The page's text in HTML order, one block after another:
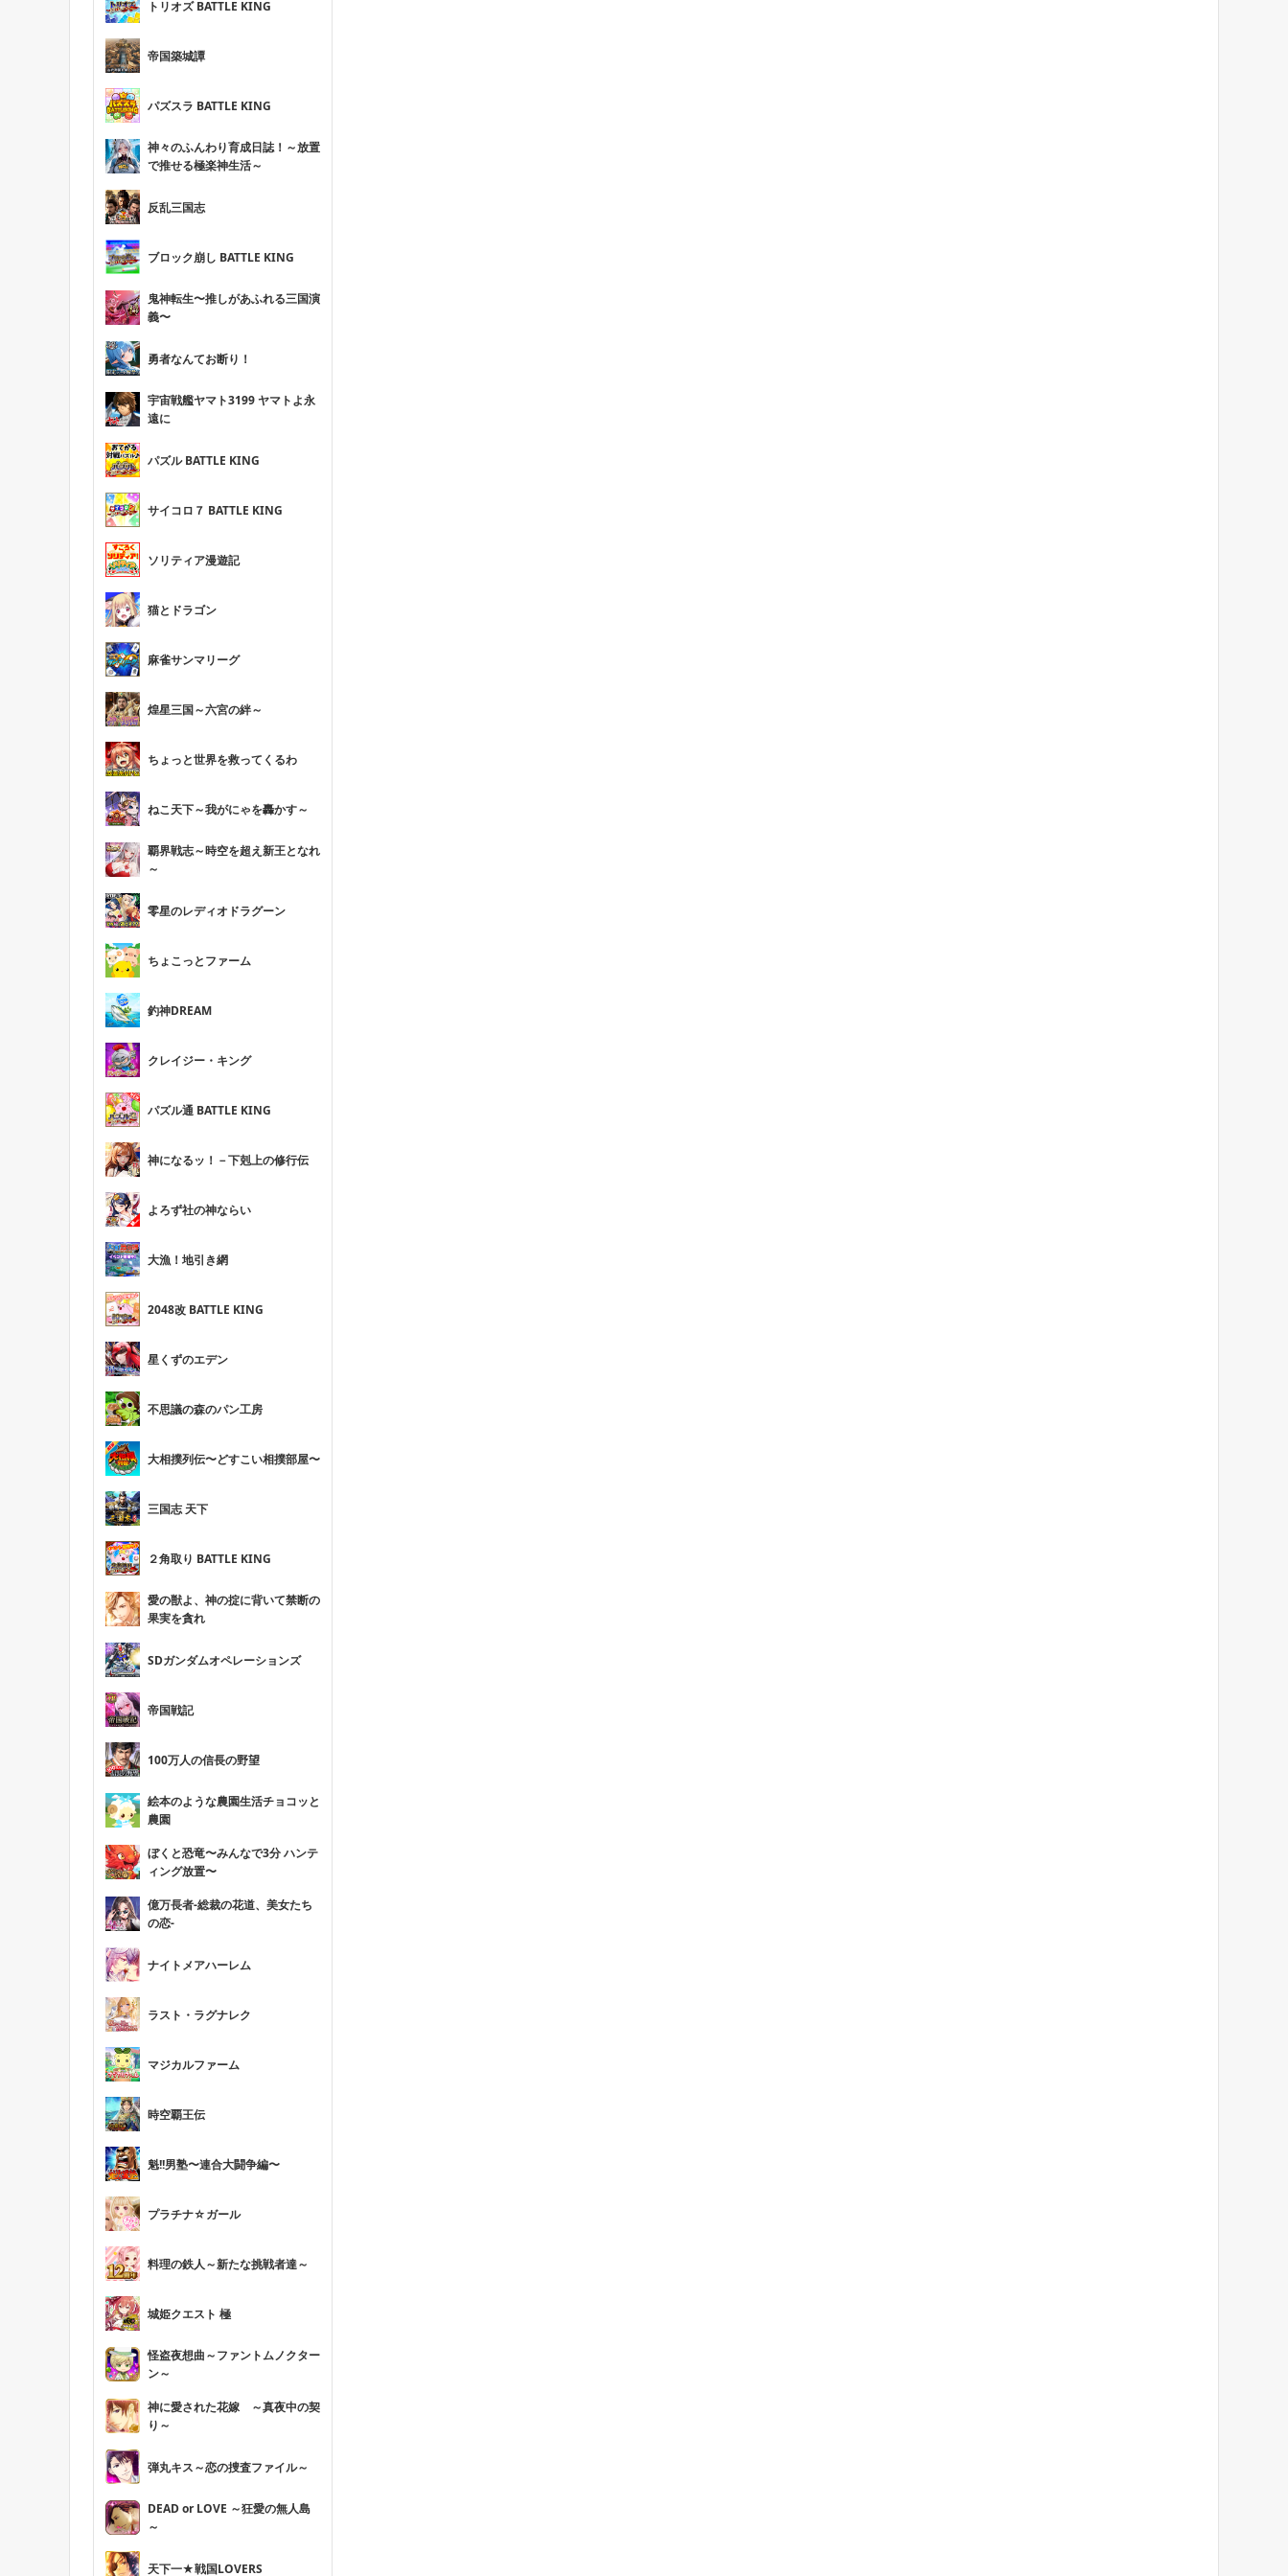
トリオズ BATTLE KING
帝国築城譚
パズスラ BATTLE KING
神々のふんわり育成日誌！～放置
で推せる極楽神生活～
反乱三国志
ブロック崩し BATTLE KING
鬼神転生〜推しがあふれる三国演
義〜
勇者なんてお断り！
宇宙戦艦ヤマト3199 ヤマトよ永
遠に
パズル BATTLE KING
サイコロ７ BATTLE KING
ソリティア漫遊記
猫とドラゴン
麻雀サンマリーグ
煌星三国～六宮の絆～
ちょっと世界を救ってくるわ
ねこ天下～我がにゃを轟かす～
覇界戦志～時空を超え新王となれ
～
零星のレディオドラグーン
ちょこっとファーム
釣神DREAM
クレイジー・キング
パズル通 BATTLE KING
神になるッ！－下剋上の修行伝
よろず社の神ならい
大漁！地引き網
2048改 BATTLE KING
星くずのエデン
不思議の森のパン工房
大相撲列伝〜どすこい相撲部屋〜
三国志 天下
２角取り BATTLE KING
愛の獣よ、神の掟に背いて禁断の
果実を貪れ
SDガンダムオペレーションズ
帝国戦記
100万人の信長の野望
絵本のような農園生活チョコッと
農園
ぼくと恐竜〜みんなで3分 ハンテ
ィング放置〜
億万長者-総裁の花道、美女たち
の恋-
ナイトメアハーレム
ラスト・ラグナレク
マジカルファーム
時空覇王伝
魁!!男塾〜連合大闘争編〜
プラチナ☆ガール
料理の鉄人～新たな挑戦者達～
城姫クエスト 極
怪盗夜想曲～ファントムノクター
ン～
神に愛された花嫁 ～真夜中の契
り～
弾丸キス～恋の捜査ファイル～
DEAD or LOVE ～狂愛の無人島
～
天下一★戦国LOVERS